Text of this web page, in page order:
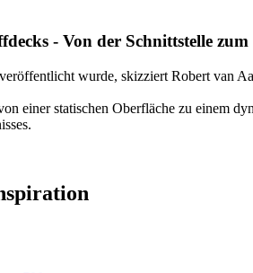
- Von der Schnittstelle zum
wurde, skizziert Robert van
einer statischen Oberfläche zu einem